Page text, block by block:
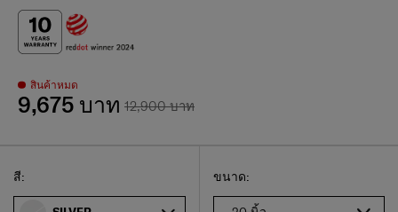
สินค้าหมด
12,900 บาท
9,675 บาท
เลือกขนาดของคุณ
Select
ขนาด:
Select
สี: